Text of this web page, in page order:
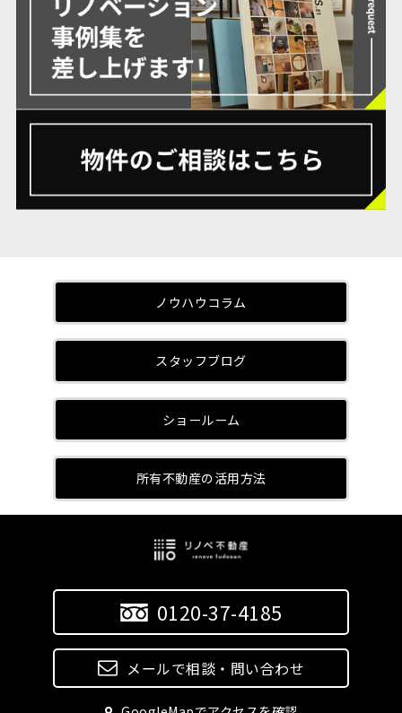
ノウハウコラム
スタッフブログ
ショールーム
所有不動産の活用方法
0120-37-4185
メールで相談・問い合わせ